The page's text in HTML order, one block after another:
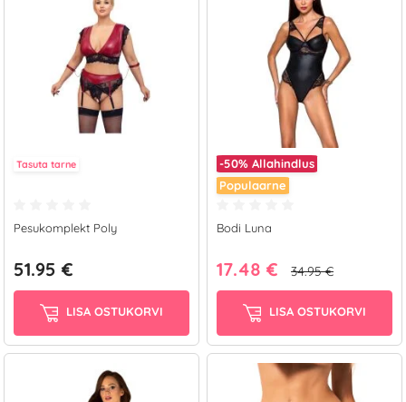
Tasuta tarne
Pesukomplekt Poly
51.95 €
LISA OSTUKORVI
-50% Allahindlus
Populaarne
Bodi Luna
17.48 € 34.95 €
LISA OSTUKORVI